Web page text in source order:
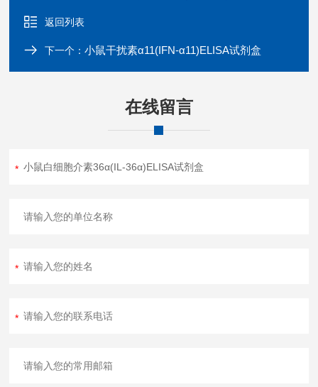
返回列表
下一个：小鼠干扰素α11(IFN-α11)ELISA试剂盒
在线留言